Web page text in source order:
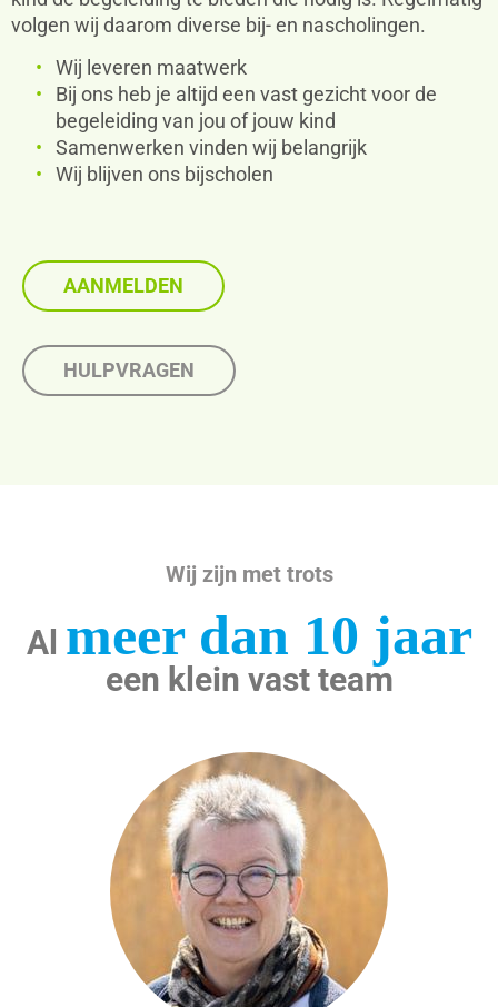
volgen wij daarom diverse bij- en nascholingen.
Wij leveren maatwerk
Bij ons heb je altijd een vast gezicht voor de
begeleiding van jou of jouw kind
Samenwerken vinden wij belangrijk
Wij blijven ons bijscholen
AANMELDEN
HULPVRAGEN
Wij zijn met trots
Al meer dan 10 jaar
een klein vast team